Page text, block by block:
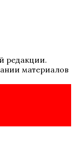
редакции.
материалов